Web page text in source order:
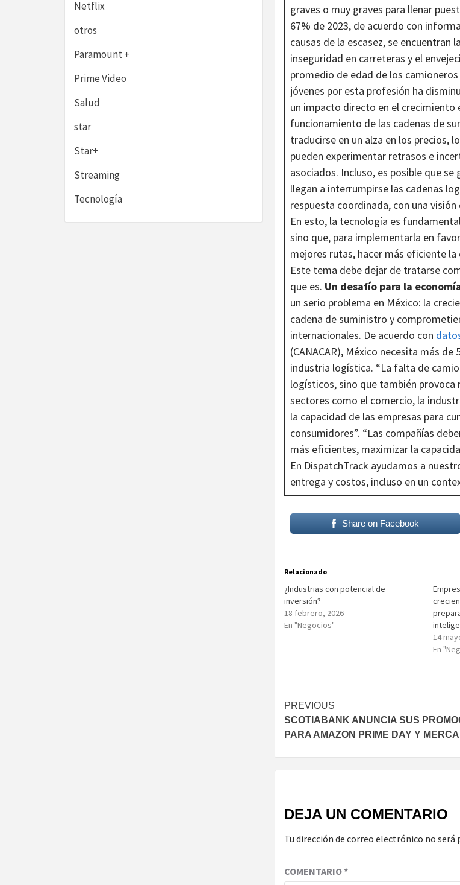
graves o muy graves para llenar
67% de 2023, de acuerdo con
causas de la escasez, se
inseguridad en carreteras y el
promedio de edad de los
jóvenes por esta profesión ha
un impacto directo en el
funcionamiento de las cadenas de
traducirse en un alza en los precios,
pueden experimentar retrasos e
asociados. Incluso, es posible que
llegan a interrumpirse las cadenas
respuesta coordinada, con una
En esto, la tecnología es
sino que, para implementarla en
mejores rutas, hacer más eficiente
Este tema debe dejar de tratarse
que es. Un desafío para la
un serio problema en México: la
cadena de suministro y
internacionales. De acuerdo con
(CANACAR), México necesita más
industria logística. “La falta de
logísticos, sino que también
sectores como el comercio, la
la capacidad de las empresas para
consumidores”. “Las compañías
más eficientes, maximizar la
En DispatchTrack ayudamos a
entrega y costos, incluso en un
Share on Facebook
Relacionado
¿Industrias con potencial de
inversión?
18 febrero, 2026
En "Negocios"
14
En
Post
navigation
PREVIOUS
SCOTIABANK ANUNCIA SUS
PARA AMAZON PRIME DAY Y
DEJA UN COMENTARIO
Tu dirección de correo electrónico no será
COMENTARIO*
Netflix
otros
Paramount +
Prime Video
Salud
star
Star+
Streaming
Tecnología